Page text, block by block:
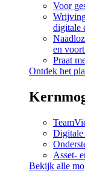
Voor
digitale
en
Praat
Ontdek het
Digitale
Asset-
Bekijk alle